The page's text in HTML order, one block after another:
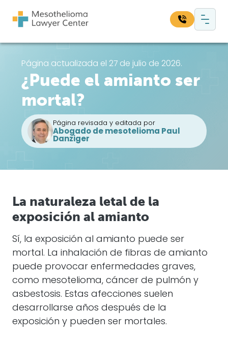
Navegación principal
Página actualizada el 27 de julio de 2026.
¿Puede el amianto ser
mortal?
Página revisada y editada por
Abogado de mesotelioma Paul
Danziger
La naturaleza letal de la
exposición al amianto
Sí, la exposición al amianto puede ser
mortal. La inhalación de fibras de amianto
puede provocar enfermedades graves,
como mesotelioma, cáncer de pulmón y
asbestosis. Estas afecciones suelen
desarrollarse años después de la
exposición y pueden ser mortales.